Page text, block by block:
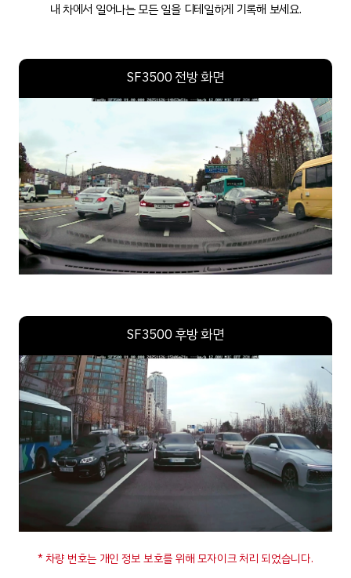
내 차에서 일어나는 모든 일을 디테일하게 기록해 보세요.
SF3500 전방 화면
SF3500 후방 화면
* 차량 번호는 개인 정보 보호를 위해 모자이크 처리 되었습니다.